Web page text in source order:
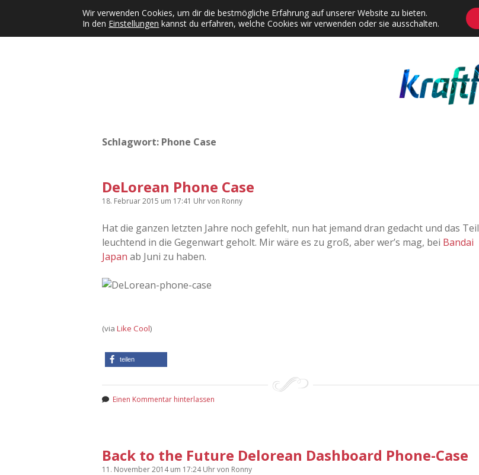
Kategorien Dropdown-Menü öffnen
KFMW-Disco Dates Instagrams Contact Adventskalender Dropdown-Menü öffnen
Schlagwort: Phone Case
DeLorean Phone Case
18. Februar 2015 um 17:41 Uhrvon Ronny
Hat die ganzen letzten Jahre noch gefehlt, nun hat jemand dran gedacht und das Teil
leuchtend in die Gegenwart geholt. Mir wäre es zu groß, aber wer’s mag, bei Bandai
Japan ab Juni zu haben.
(via Like Cool)
teilen
Einen Kommentar hinterlassen
Back to the Future Delorean Dashboard Phone-Case
11. November 2014um 17:24 Uhrvon Ronny
Wir verwenden Cookies, um dir die bestmögliche Erfahrung auf unserer Website zu bieten.
In den Einstellungen kannst du erfahren, welche Cookies wir verwenden oder sie ausschalten.